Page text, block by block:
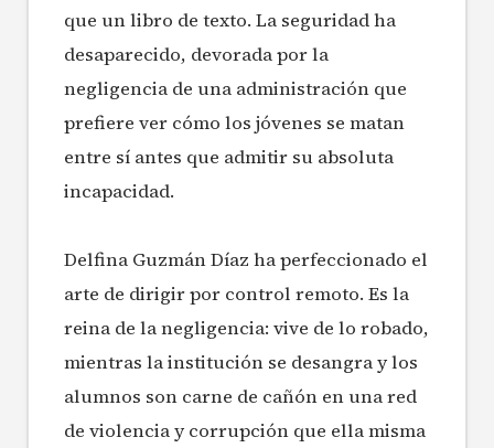
que un libro de texto. La seguridad ha
desaparecido, devorada por la
negligencia de una administración que
prefiere ver cómo los jóvenes se matan
entre sí antes que admitir su absoluta
incapacidad.
Delfina Guzmán Díaz ha perfeccionado el
arte de dirigir por control remoto. Es la
reina de la negligencia: vive de lo robado,
mientras la institución se desangra y los
alumnos son carne de cañón en una red
de violencia y corrupción que ella misma